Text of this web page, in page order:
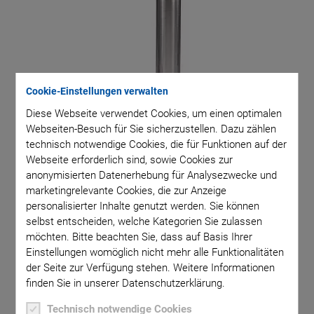
Cookie-Einstellungen verwalten
Diese Webseite verwendet Cookies, um einen optimalen
Webseiten-Besuch für Sie sicherzustellen. Dazu zählen
technisch notwendige Cookies, die für Funktionen auf der
Webseite erforderlich sind, sowie Cookies zur
anonymisierten Datenerhebung für Analysezwecke und
marketingrelevante Cookies, die zur Anzeige
personalisierter Inhalte genutzt werden. Sie können
selbst entscheiden, welche Kategorien Sie zulassen
möchten. Bitte beachten Sie, dass auf Basis Ihrer
Einstellungen womöglich nicht mehr alle Funktionalitäten
der Seite zur Verfügung stehen. Weitere Informationen
finden Sie in unserer Datenschutzerklärung.
Technisch notwendige Cookies
Die Bewegung von Piezoaktoren beruht auf
Festkörpereffekten, wodurch ihre Auflösung im Prinzip
unbegrenzt ist.